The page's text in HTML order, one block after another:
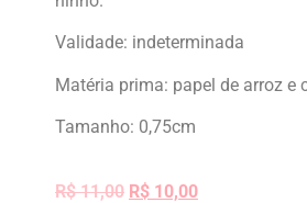
Validade: indeterminada
Matéria prima: papel de arroz e
Tamanho: 0,75cm
R$11,00 R$ 10,00